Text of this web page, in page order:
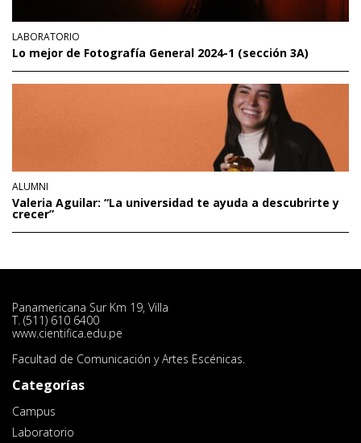
LABORATORIO
Lo mejor de Fotografía General 2024-1 (sección 3A)
ALUMNI
Valeria Aguilar: “La universidad te ayuda a descubrirte y
crecer”
Panamericana Sur Km 19, Villa
T. (511) 610 6400
www.cientifica.edu.pe
Facultad de Comunicación y Artes Escénicas.
Categorías
Campus
Laboratorio